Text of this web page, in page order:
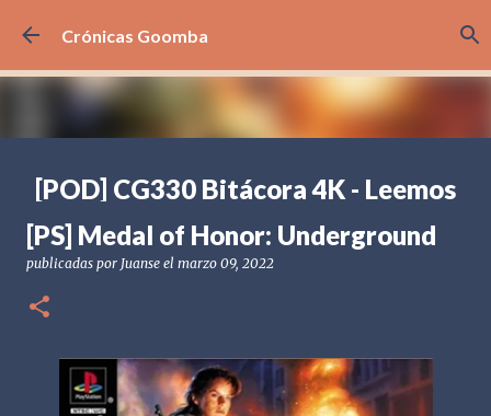
Ir al contenido principal
Crónicas Goomba
[POD] CG330 Bitácora 4K - Leemos
sus comentarios
publicadas por agosto 07, 2026
[PS] Medal of Honor: Underground
publicadas por Juanse el marzo 09, 2022